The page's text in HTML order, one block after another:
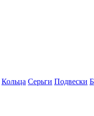
Кольца Серьги Подвески